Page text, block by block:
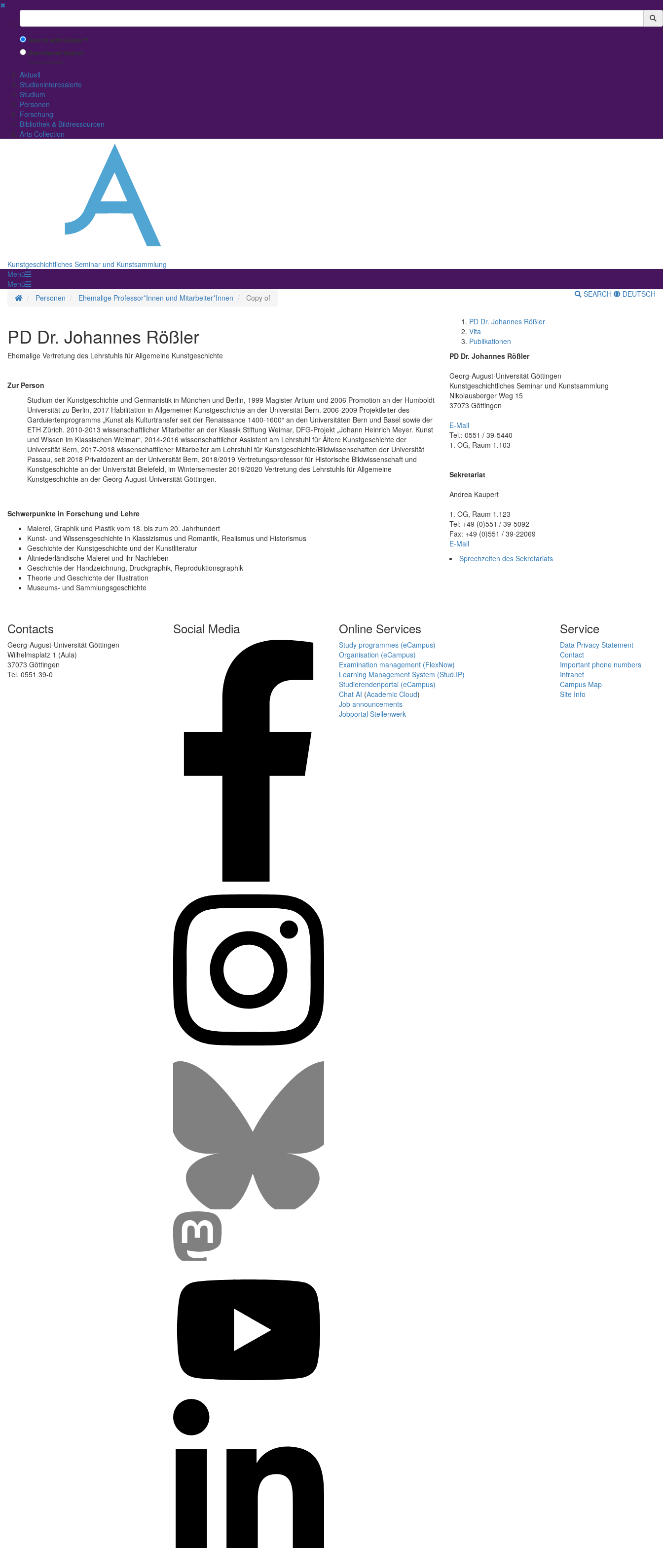
✖
Suchbegriff
Search with Google™
Use Internal Search
(limited result quality)
Aktuell
Studieninteressierte
Studium
Personen
Forschung
Bibliothek & Bildressourcen
Arts Collection
Kunstgeschichtliches Seminar und Kunstsammlung
Menü
Menü
Homepage
Personen Ehemalige Professor*Innen und Mitarbeiter*Innen Copy of SEARCH DEUTSCH
PD Dr. Johannes Rößler
Ehemalige Vertretung des Lehrstuhls für Allgemeine Kunstgeschichte
Zur Person
Studium der Kunstgeschichte und Germanistik in München und Berlin, 1999 Magister Artium und 2006 Promotion an der Humboldt
Universität zu Berlin, 2017 Habilitation in Allgemeiner Kunstgeschichte an der Universität Bern. 2006-2009 Projektleiter des
Garduiertenprogramms „Kunst als Kulturtransfer seit der Renaissance 1400-1600“ an den Universitäten Bern und Basel sowie der
ETH Zürich. 2010-2013 wissenschaftlicher Mitarbeiter an der Klassik Stiftung Weimar, DFG-Projekt „Johann Heinrich Meyer. Kunst
und Wissen im Klassischen Weimar“, 2014-2016 wissenschaftlicher Assistent am Lehrstuhl für Ältere Kunstgeschichte der
Universität Bern, 2017-2018 wissenschaftlicher Mitarbeiter am Lehrstuhl für Kunstgeschichte/Bildwissenschaften der Universität
Passau, seit 2018 Privatdozent an der Universität Bern, 2018/2019 Vertretungsprofessor für Historische Bildwissenschaft und
Kunstgeschichte an der Universität Bielefeld, im Wintersemester 2019/2020 Vertretung des Lehrstuhls für Allgemeine
Kunstgeschichte an der Georg-August-Universität Göttingen.
Schwerpunkte in Forschung und Lehre
Malerei, Graphik und Plastik vom 18. bis zum 20. Jahrhundert
Kunst- und Wissensgeschichte in Klassizismus und Romantik, Realismus und Historismus
Geschichte der Kunstgeschichte und der Kunstliteratur
Altniederländische Malerei und ihr Nachleben
Geschichte der Handzeichnung, Druckgraphik, Reproduktionsgraphik
Theorie und Geschichte der Illustration
Museums- und Sammlungsgeschichte
PD Dr. Johannes Rößler
Vita
Publikationen
PD Dr. Johannes Rößler
Georg-August-Universität Göttingen
Kunstgeschichtliches Seminar und Kunstsammlung
Nikolausberger Weg 15
37073 Göttingen
E-Mail
Tel.: 0551 / 39-5440
1. OG, Raum 1.103
Sekretariat
Andrea Kaupert
1. OG, Raum 1.123
Tel: +49 (0)551 / 39-5092
Fax: +49 (0)551 / 39-22069
E-Mail
Sprechzeiten des Sekretariats
Contacts
Georg-August-Universität Göttingen
Wilhelmsplatz 1 (Aula)
37073 Göttingen
Tel. 0551 39-0
Social Media Online Services
Study programmes (eCampus)
Organisation (eCampus)
Examination management (FlexNow)
Learning Management System (Stud.IP)
Studierendenportal (eCampus)
Chat AI (Academic Cloud)
Job announcements
Jobportal Stellenwerk
Service
Data Privacy Statement
Contact
Important phone numbers
Intranet
Campus Map
Site Info